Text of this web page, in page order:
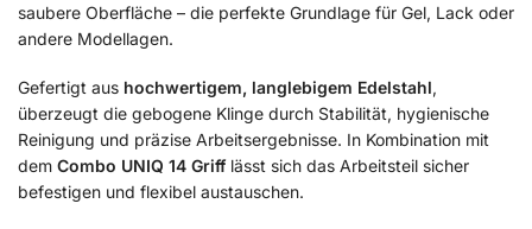
saubere Oberfläche – die perfekte Grundlage für Gel, Lack oder
andere Modellagen.
Gefertigt aus hochwertigem, langlebigem Edelstahl,
überzeugt die gebogene Klinge durch Stabilität, hygienische
Reinigung und präzise Arbeitsergebnisse. In Kombination mit
dem Combo UNIQ 14 Grifflässt sich das Arbeitsteil sicher
befestigen und flexibel austauschen.